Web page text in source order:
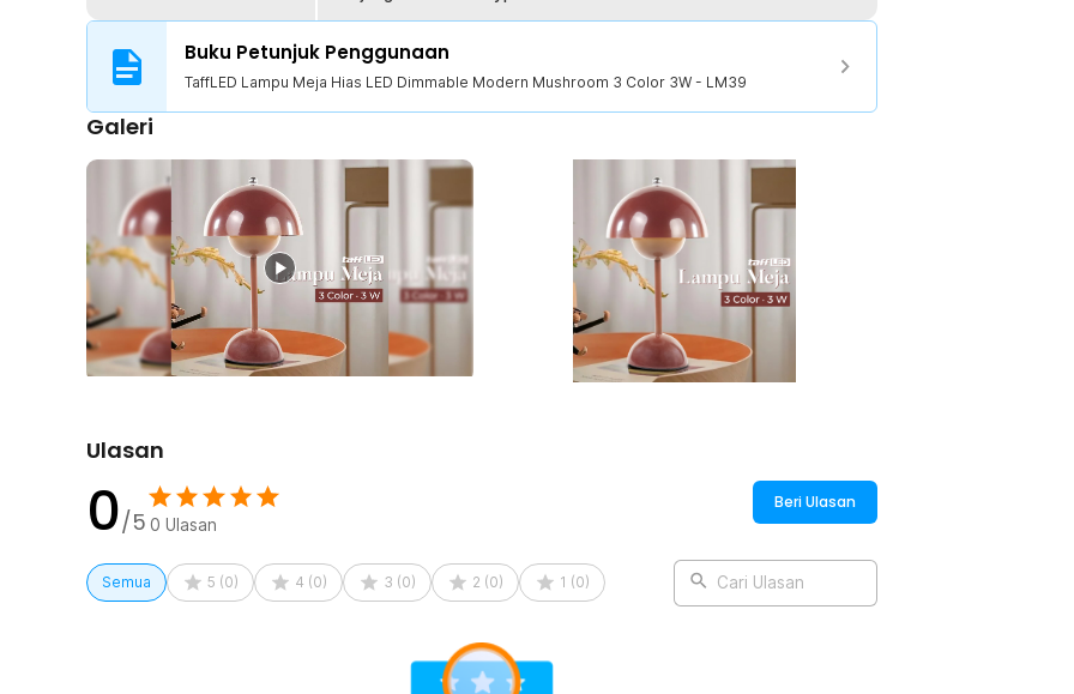
Hadir sebagai produk premium, lampu meja dari TaffLED terbuat dari material polikarbonat
kualitas terbaik. Polikarbonat juga terkenal karena ketahanannya sehingga dapat digunakan
dalam jangka panjang.
Rincian yang Anda dapatkan untuk pembelian produk ini:
1 x TaffLED Lampu Meja Hias LED Dimmable Modern Mushroom 3 Color 3W - LM39
1 x Kabel USB Type C
Buku Petunjuk Penggunaan
TaffLED Lampu Meja Hias LED Dimmable Modern Mushroom 3 Color 3W - LM39
Galeri
Ulasan
0/5 0 Ulasan
Beri Ulasan
Semua 5 (0) 4 (0) 3 (0) 2 (0) 1 (0) Cari Ulasan